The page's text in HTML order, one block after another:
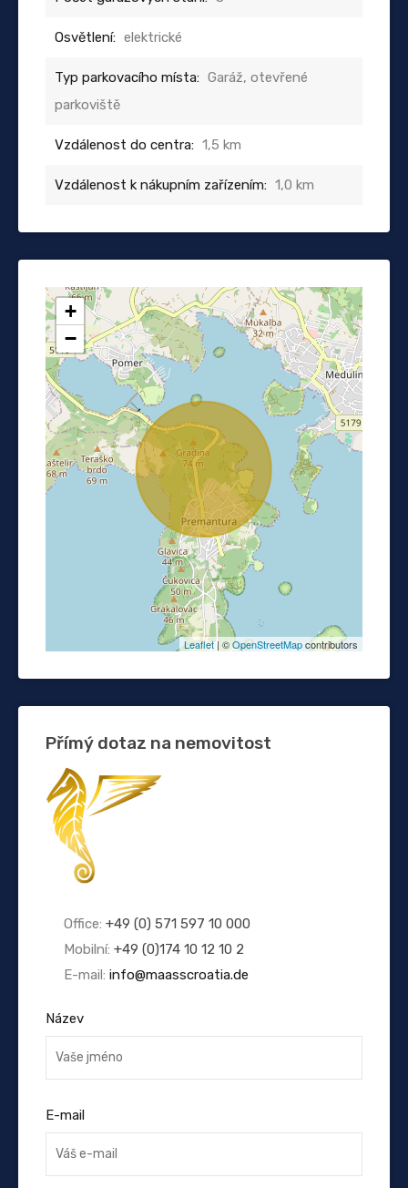
Osvětlení: elektrické
Typ parkovacího místa: Garáž, otevřené
parkoviště
Vzdálenost do centra: 1,5 km
Vzdálenost k nákupním zařízením: 1,0 km
+
−
Leaflet| ©OpenStreetMapcontributors
Přímý dotaz na nemovitost
Office: +49 (0) 571 597 10 000
Mobilní: +49 (0)174 10 12 10 2
E-mail: info@maasscroatia.de
Název
E-mail